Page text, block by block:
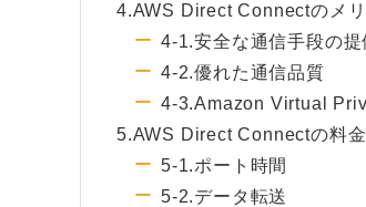
4.AWS Direct Connectのメリ
4-1.安全な通信手段の提
4-2.優れた通信品質
4-3.Amazon Virtual
5.AWS Direct Connectの料
5-1.ポート時間
5-2.データ転送